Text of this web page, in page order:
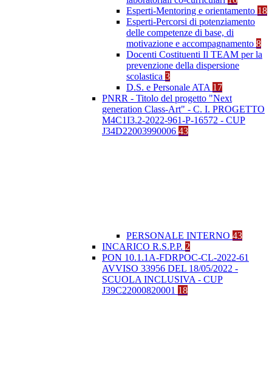
Esperti-Mentoring e orientamento 18
Esperti-Percorsi di potenziamento
delle competenze di base, di
motivazione e accompagnamento 8
Docenti Costituenti Il TEAM per la
prevenzione della dispersione
scolastica 3
D.S. e Personale ATA 17
PNRR - Titolo del progetto "Next
generation Class-Art" - C. I. PROGETTO
M4C1I3.2-2022-961-P-16572 - CUP
J34D22003990006 43
PERSONALE INTERNO 43
INCARICO R.S.P.P. 2
PON 10.1.1A-FDRPOC-CL-2022-61
AVVISO 33956 DEL 18/05/2022 -
SCUOLA INCLUSIVA - CUP
J39C22000820001 18